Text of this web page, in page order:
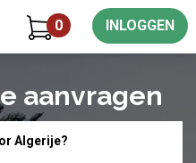
0 INLOGGEN
aanvragen
Algerije?